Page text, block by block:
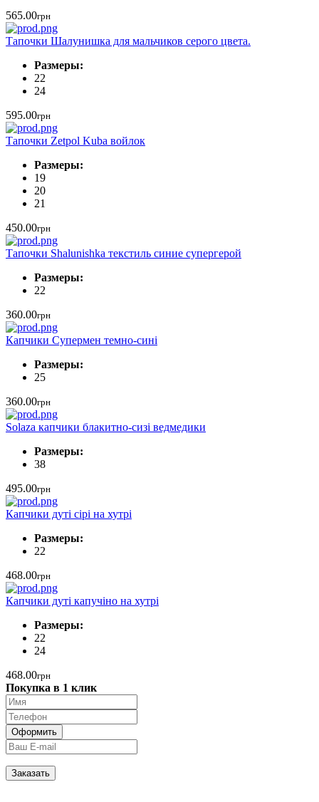
565.00грн
Тапочки Шалунишка для мальчиков серого цвета.
Размеры:
22
24
595.00грн
Тапочки Zetpol Kuba войлок
Размеры:
19
20
21
450.00грн
Тапочки Shalunishka текстиль синие супергерой
Размеры:
22
360.00грн
Капчики Cупермен темно-сині
Размеры:
25
360.00грн
Solaza капчики блакитно-сизі ведмедики
Размеры:
38
495.00грн
Капчики дуті сірі на хутрі
Размеры:
22
468.00грн
Капчики дуті капучіно на хутрі
Размеры:
22
24
468.00грн
Покупка в 1 клик